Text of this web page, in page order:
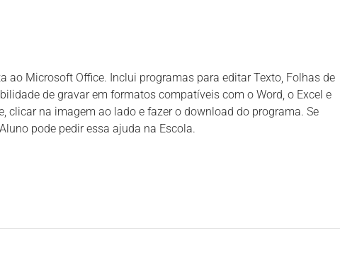
ao Microsoft Office. Inclui programas para editar Texto, Folhas de
de gravar em formatos compatíveis com o Word, o Excel e
clicar na imagem ao lado e fazer o download do programa. Se
pode pedir essa ajuda na Escola.